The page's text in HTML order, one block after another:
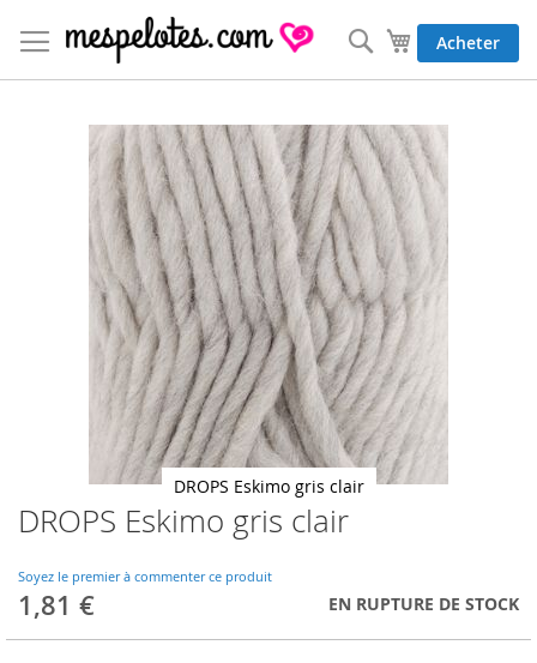
au
contenu
Mon panier
Acheter
Rechercher
DROPS Eskimo gris clair
Soyez le premier à commenter ce produit
1,81 € EN RUPTURE DE STOCK
DROPS Eskimo gris clair
Skip
to
beginning
of
the